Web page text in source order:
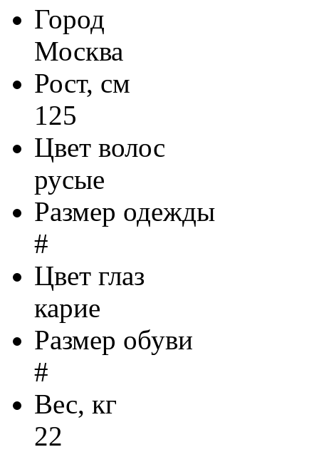
Город
Москва
Рост, см
125
Цвет волос
русые
Размер одежды
#
Цвет глаз
карие
Размер обуви
#
Вес, кг
22